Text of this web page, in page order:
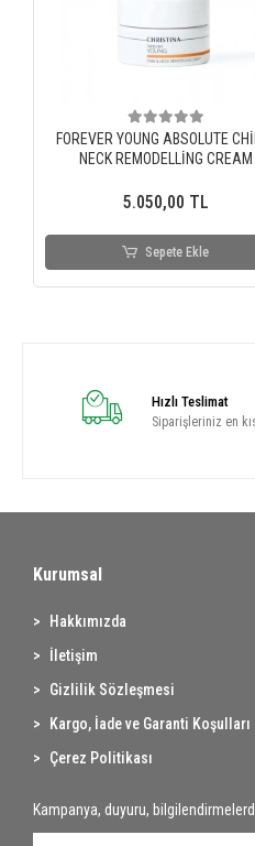
FOREVER YOUNG ABSOLUTE
NECK REMODELLİNG CREAM
5.050,00 TL
Sepete Ekle
Hızlı Teslimat
Siparişleriniz en
Kurumsal
Hakkımızda
İletişim
Gizlilik Sözleşmesi
Kargo, İade ve Garanti Koşulları
Çerez Politikası
Kampanya, duyuru,